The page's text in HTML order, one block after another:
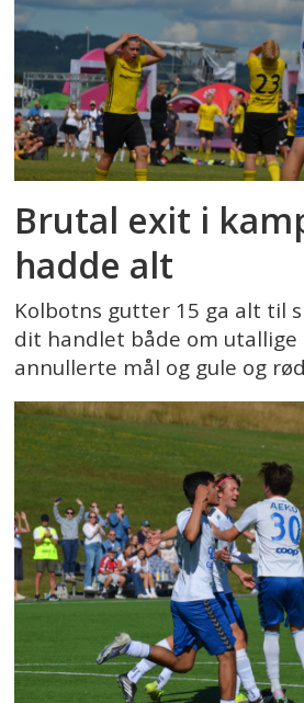
Brutal exit i
hadde alt
Kolbotns gutter 15 ga alt til
dit handlet både om
annullerte mål og gule og